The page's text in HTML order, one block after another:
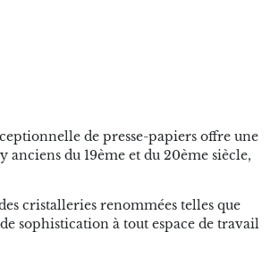
de presse-papiers offre une
anciens du 19ème et du 20ème siècle,
cristalleries renommées telles que
sophistication à tout espace de travail